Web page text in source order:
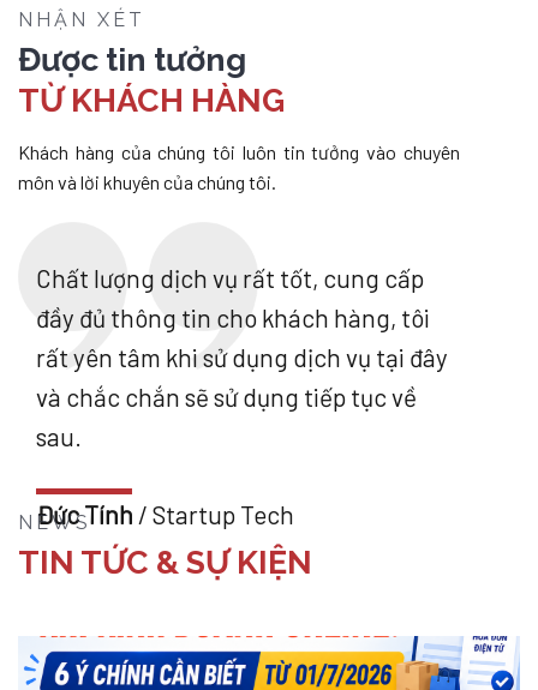
NHẬN XÉT
Được tin tưởng
TỪ KHÁCH HÀNG
Khách hàng của chúng tôi luôn tin tưởng vào chuyên
môn và lời khuyên của chúng tôi.
Chất lượng dịch vụ rất tốt, cung cấp
đầy đủ thông tin cho khách hàng, tôi
rất yên tâm khi sử dụng dịch vụ tại đây
và chắc chắn sẽ sử dụng tiếp tục về
sau.
Đức Tính / Startup Tech
NEWS
TIN TỨC & SỰ KIỆN